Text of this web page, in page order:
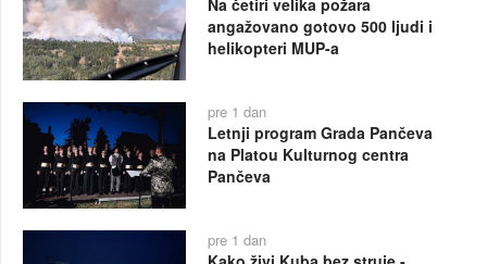
angažovano gotovo 500 ljudi i
helikopteri MUP-a
pre 1 dan
Letnji program Grada Pančeva
na Platou Kulturnog centra
Pančeva
pre 1 dan